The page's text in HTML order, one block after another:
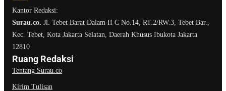
Kantor Redaksi:
Surau.co. Jl. Tebet Barat Dalam II C No.14, RT.2/RW.3, Tebet Bar.,
Kec. Tebet, Kota Jakarta Selatan, Daerah Khusus Ibukota Jakarta
12810
Ruang Redaksi
Tentang Surau.co
Kirim Tulisan